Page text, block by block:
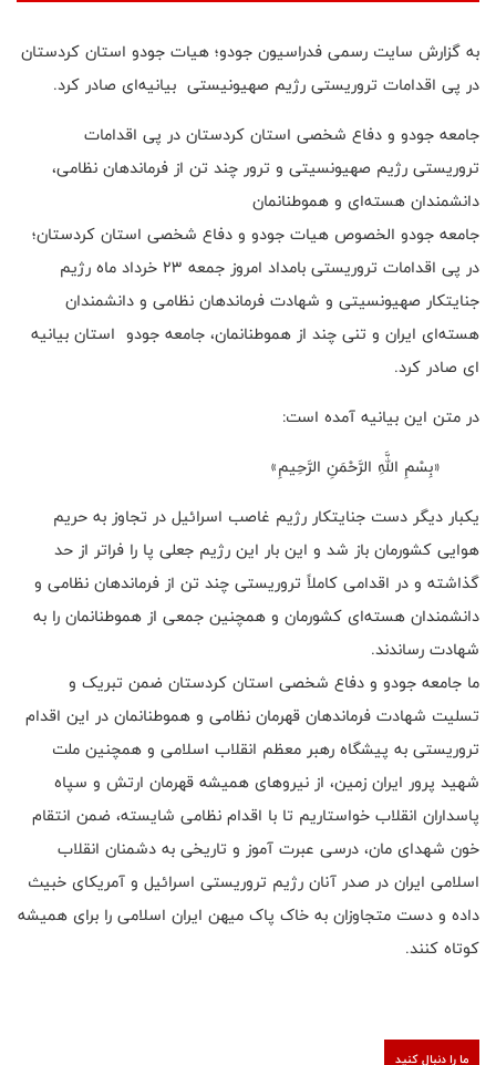
به گزارش سایت رسمی فدراسیون جودو؛ هیات جودو استان کردستان
در پی اقدامات تروریستی رژیم صهیونیستی بیانیه‌ای صادر کرد.
جامعه جودو و دفاع شخصی استان کردستان در پی اقدامات
تروریستی رژیم صهیونسیتی و ترور چند تن از فرماندهان نظامی،
دانشمندان هسته‌ای و هموطنانمان
جامعه جودو الخصوص هیات جودو و دفاع شخصی استان کردستان؛
در پی اقدامات تروریستی بامداد امروز جمعه ۲۳ خرداد ماه رژیم
جنایتکار صهیونسیتی و شهادت فرماندهان نظامی و دانشمندان
هسته‌ای ایران و تنی چند از هموطنانمان، جامعه جودو استان بیانیه
ای صادر کرد.
در متن این بیانیه آمده است:
«بِسْمِ اللَّهِ الرَّحْمَنِ الرَّحِیمِ»
یکبار دیگر دست جنایتکار رژیم غاصب اسرائیل در تجاوز به حریم
هوایی کشورمان باز شد و این بار این رژیم جعلی پا را فراتر از حد
گذاشته و در اقدامی کاملاً تروریستی چند تن از فرماندهان نظامی و
دانشمندان هسته‌ای کشورمان و همچنین جمعی از هموطنانمان را به
شهادت رساندند.
ما جامعه جودو و دفاع شخصی استان کردستان ضمن تبریک و
تسلیت شهادت فرماندهان قهرمان نظامی و هموطنانمان در این اقدام
تروریستی به پیشگاه رهبر معظم انقلاب اسلامی و همچنین ملت
شهید پرور ایران زمین، از نیروهای همیشه قهرمان ارتش و سپاه
پاسداران انقلاب خواستاریم تا با اقدام نظامی شایسته، ضمن انتقام
خون شهدای مان، درسی عبرت آموز و تاریخی به دشمنان انقلاب
اسلامی ایران در صدر آنان رژیم تروریستی اسرائیل و آمریکای خبیث
داده و دست متجاوزان به خاک پاک میهن ایران اسلامی را برای همیشه
کوتاه کنند.
ما را دنبال کنید